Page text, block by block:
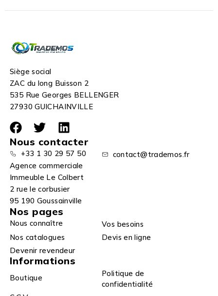
Siège social
ZAC du long Buisson 2
535 Rue Georges BELLENGER
27930 GUICHAINVILLE
Nous contacter
+33 1 30 29 57 50
contact@trademos.fr
Agence commerciale
Immeuble Le Colbert
2 rue le corbusier
95 190 Goussainville
Nos pages
Nous connaître
Vos besoins
Nos catalogues
Devis en ligne
Devenir revendeur
Informations
Boutique
Politique de
confidentialité